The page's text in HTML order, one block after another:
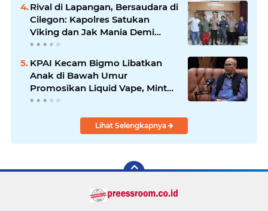
Rival di Lapangan, Bersaudara di
Cilegon: Kapolres Satukan
Viking dan Jak Mania Demi
Nobar Damai Piala Presiden
KPAI Kecam Bigmo Libatkan
Anak di Bawah Umur
Promosikan Liquid Vape, Minta
Aparat Bertindak Tegas
Lihat Selengkapnya